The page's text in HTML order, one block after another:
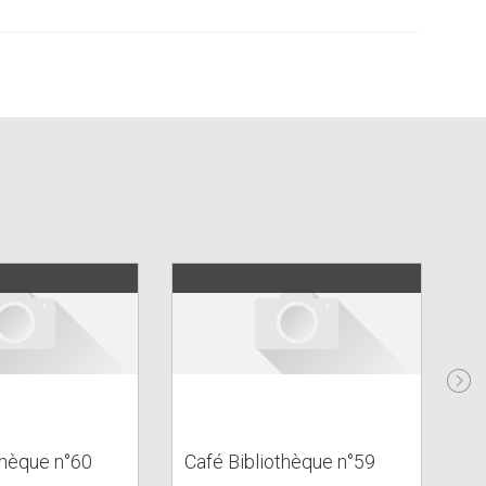
n°60 Café Bibliothèque n°59